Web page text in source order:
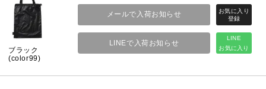
ブラック
(color99)
LINE
お気に入り
メールで入荷お知らせ
LINEで入荷お知らせ